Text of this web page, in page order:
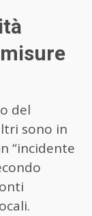
del
sono in
“incidente